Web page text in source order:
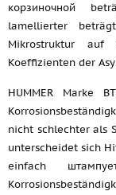
корзиночной
lamellierter
Mikrostruktur
Koeffizienten der
HUMMER Marke
nicht schlechter als
unterscheidet sich
einfach